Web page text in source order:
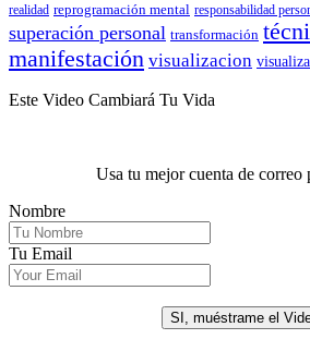
realidad reprogramación mental responsabilidad
superación personal transformación
manifestación visualizacion
Este Video Cambiará Tu Vida
Usa tu mejor cuenta de correo
Nombre
Tu Email
SI, muéstrame el